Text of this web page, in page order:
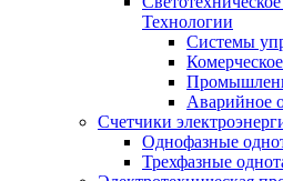
Технологии
Системы
Аварийное
Счетчики
Однофазные
Трехфазные